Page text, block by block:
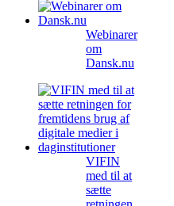
Webinarer
om
Dansk.nu
VIFIN
med til at
sætte